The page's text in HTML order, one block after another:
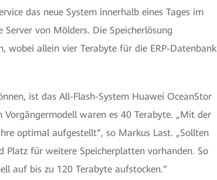
das neue System innerhalb eines Tages im
von Mölders. Die Speicherlösung
wobei allein vier Terabyte für die ERP-Datenbank
ist das All-Flash-System Huawei OceanStor
waren es 40 Terabyte. „Mit der
optimal aufgestellt“, so Markus Last. „Sollten
für weitere Speicherplatten vorhanden. So
auf bis zu 120 Terabyte aufstocken.“